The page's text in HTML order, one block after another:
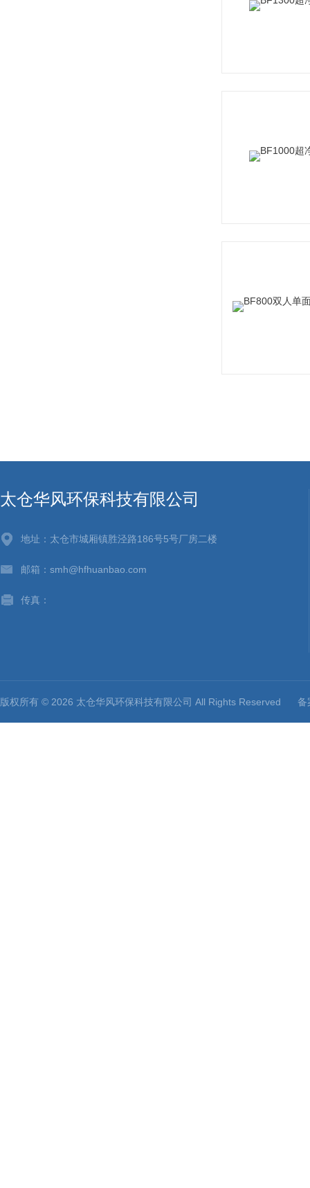
太仓华风环保科技有限公司
地址：太仓市城厢镇胜泾路186号5号厂房二楼
邮箱：smh@hfhuanbao.com
传真：
版权所有 © 2026 太仓华风环保科技有限公司 All Rights Reserved 备